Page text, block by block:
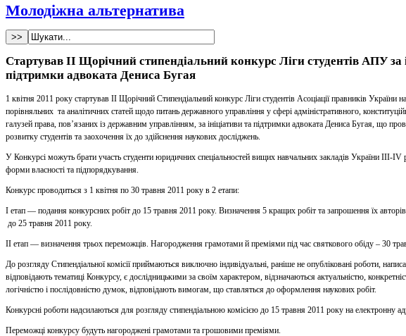
Молодіжна альтернатива
Стартував ІІ Щорічний стипендіальний конкурс Ліги студентів АПУ за
підтримки адвоката Дениса Бугая
1 квітня 2011 року стартував II Щорічний Стипендіальний конкурс Ліги студентів Асоціації правників України
порівняльних та аналітичних статей щодо питань державного управління у сфері адміністративного,
галузей права, пов’язаних із державним управлінням, за ініціативи та підтримки адвоката Дениса Бугая, що
розвитку студентів та заохочення їх до здійснення наукових досліджень.
У Конкурсі можуть брати участь студенти юридичних спеціальностей вищих навчальних закладів України ІІІ-ІV
форми власності та підпорядкування.
Конкурс проводиться з 1 квітня по 30 травня 2011 року в 2 етапи:
I етап — подання конкурсних робіт до 15 травня 2011 року. Визначення 5 кращих робіт та запрошення їх
до 25 травня 2011 року.
II етап — визначення трьох переможців. Нагородження грамотами й преміями під час святкового обіду – 30
До розгляду Стипендіальної комісії приймаються виключно індивідуальні, раніше не опубліковані роботи,
відповідають тематиці Конкурсу, є дослідницькими за своїм характером, відзначаються актуальністю,
логічністю і послідовністю думок, відповідають вимогам, що ставляться до оформлення наукових робіт.
Конкурсні роботи надсилаються для розгляду стипендіальною комісією до 15 травня 2011 року на електронну
Переможці конкурсу будуть нагороджені грамотами та грошовими преміями.